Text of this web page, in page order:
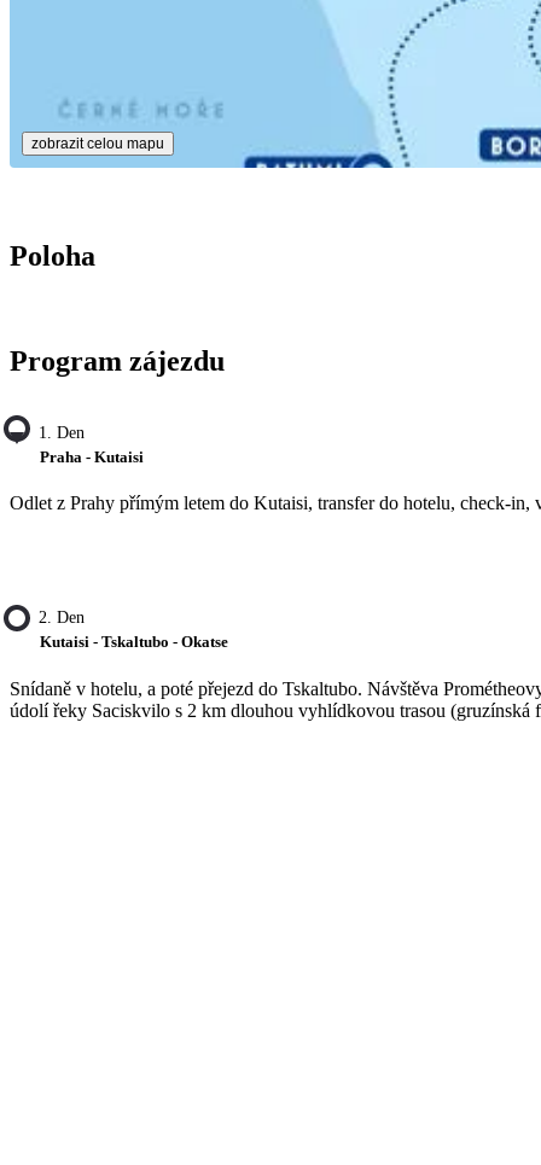
zobrazit celou mapu
Poloha
Program zájezdu
1. Den
Praha - Kutaisi
Odlet z Prahy přímým letem do Kutaisi, transfer do hotelu, check-in,
2. Den
Kutaisi - Tskaltubo - Okatse
Snídaně v hotelu, a poté přejezd do Tskaltubo. Návštěva
údolí řeky Saciskvilo s 2 km dlouhou vyhlídkovou trasou